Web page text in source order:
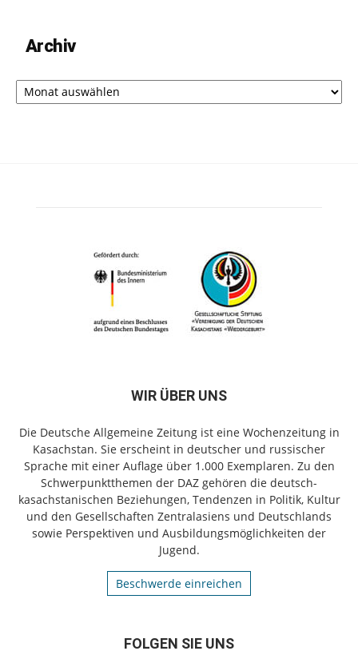
Archiv
Archiv
WIR ÜBER UNS
Die Deutsche Allgemeine Zeitung ist eine Wochenzeitung in
Kasachstan. Sie erscheint in deutscher und russischer
Sprache mit einer Auflage über 1.000 Exemplaren. Zu den
Schwerpunktthemen der DAZ gehören die deutsch-
kasachstanischen Beziehungen, Tendenzen in Politik, Kultur
und den Gesellschaften Zentralasiens und Deutschlands
sowie Perspektiven und Ausbildungsmöglichkeiten der
Jugend.
Beschwerde einreichen
FOLGEN SIE UNS